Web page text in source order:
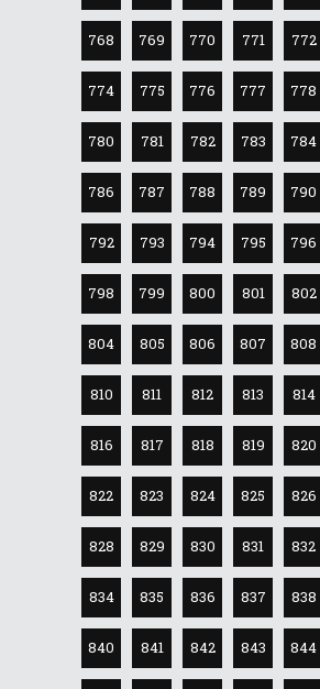
768 769 770 771 772
774 775 776 777 778
780 781 782 783 784
786 787 788 789 790
792 793 794 795 796
798 799 800 801 802
804 805 806 807 808
810 811 812 813 814
816 817 818 819 820
822 823 824 825 826
828 829 830 831 832
834 835 836 837 838
840 841 842 843 844